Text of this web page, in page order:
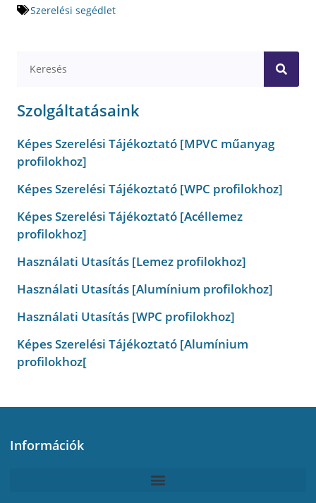
Szerelési segédlet
Szolgáltatásaink
Képes Szerelési Tájékoztató [MPVC műanyag
profilokhoz]
Képes Szerelési Tájékoztató [WPC profilokhoz]
Képes Szerelési Tájékoztató [Acéllemez
profilokhoz]
Használati Utasítás [Lemez profilokhoz]
Használati Utasítás [Alumínium profilokhoz]
Használati Utasítás [WPC profilokhoz]
Képes Szerelési Tájékoztató [Alumínium
profilokhoz[
Információk